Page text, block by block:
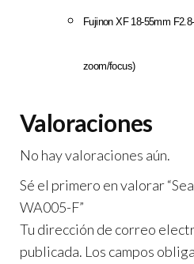
Fujinon XF 18-55mm
zoom/focus)
Valoraciones
No hay valoraciones aún.
Sé el primero en valorar
WA005-F”
Tu dirección de correo
publicada. Los campos